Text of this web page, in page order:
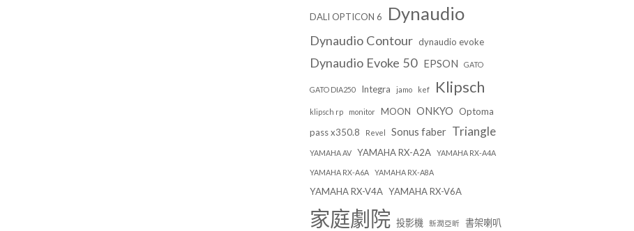
DALI OPTICON 6 Dynaudio
Dynaudio Contour dynaudio evoke
Dynaudio Evoke 50 EPSON GATO
GATO DIA250 Integra jamo kef Klipsch
klipsch rp monitor MOON ONKYO Optoma
pass x350.8
Revel Sonus faber Triangle
YAMAHA AV YAMAHA RX-A2A YAMAHA RX-A4A
YAMAHA RX-A6A YAMAHA RX-A8A
YAMAHA RX-V4A YAMAHA RX-V6A
家庭劇院 投影機 新潤亞昕 書架喇叭